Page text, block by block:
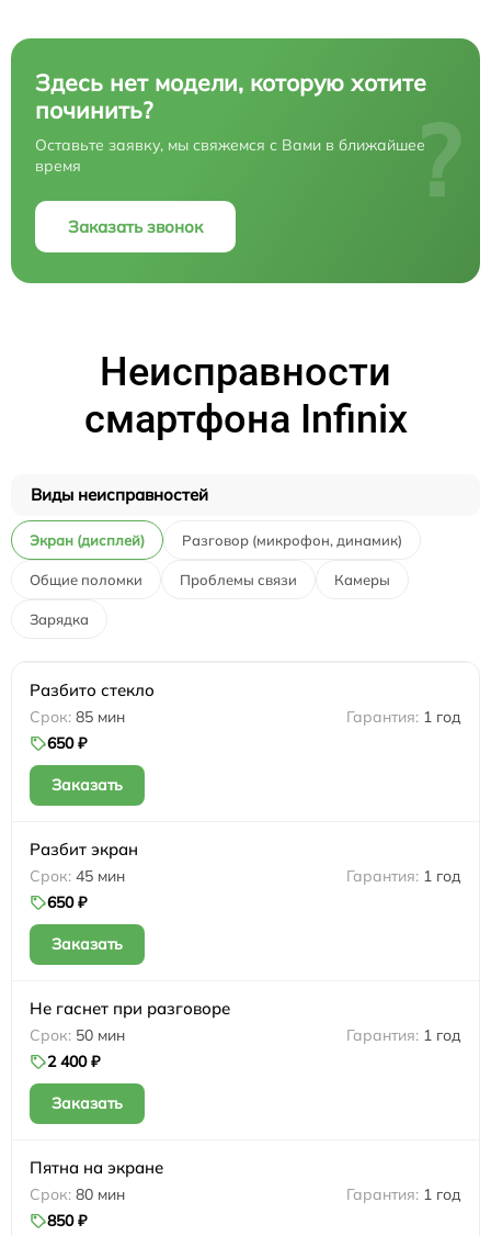
Здесь нет модели, которую хотите
починить?
Оставьте заявку, мы свяжемся с Вами в ближайшее
время
Заказать звонок
?
Неисправности
смартфона Infinix
Виды неисправностей
Экран (дисплей) Разговор (микрофон, динамик)
Общие поломки Проблемы связи Камеры
Зарядка
Разбито стекло
85 мин
1 год
650 ₽
Заказать
Разбит экран
45 мин
1 год
650 ₽
Заказать
Не гаснет при разговоре
50 мин
1 год
2 400 ₽
Заказать
Пятна на экране
80 мин
1 год
850 ₽